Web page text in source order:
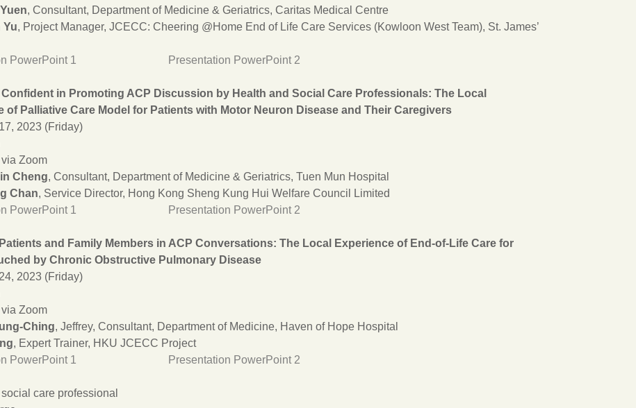
, Consultant, Department of Medicine & Geriatrics, Caritas Medical Centre
Yu, Project Manager, JCECC: Cheering @Home End of Life Care Services (Kowloon West Team), St. James’
PowerPoint 1 Presentation PowerPoint 2
in Promoting ACP Discussion by Health and Social Care Professionals: The Local
of Palliative Care Model for Patients with Motor Neuron Disease and Their Caregivers
2023 (Friday)
Zoom
Cheng, Consultant, Department of Medicine & Geriatrics, Tuen Mun Hospital
Chan, Service Director, Hong Kong Sheng Kung Hui Welfare Council Limited
PowerPoint 1 Presentation PowerPoint 2
and Family Members in ACP Conversations: The Local Experience of End-of-Life Care for
by Chronic Obstructive Pulmonary Disease
2023 (Friday)
Zoom
Ching, Jeffrey, Consultant, Department of Medicine, Haven of Hope Hospital
, Expert Trainer, HKU JCECC Project
PowerPoint 1 Presentation PowerPoint 2
care professional